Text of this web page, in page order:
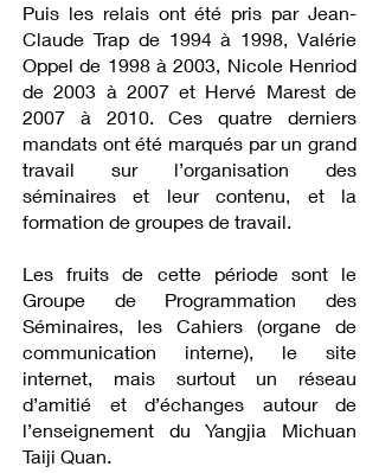
Puis les relais ont été pris par Jean-
Claude Trap de 1994 à 1998, Valérie
Oppel de 1998 à 2003, Nicole Henriod
de 2003 à 2007 et Hervé Marest de
2007 à 2010. Ces quatre derniers
mandats ont été marqués par un grand
travail sur l’organisation des
séminaires et leur contenu, et la
formation de groupes de travail.
Les fruits de cette période sont le
Groupe de Programmation des
Séminaires, les Cahiers (organe de
communication interne), le site
internet, mais surtout un réseau
d’amitié et d’échanges autour de
l’enseignement du Yangjia Michuan
Taiji Quan.